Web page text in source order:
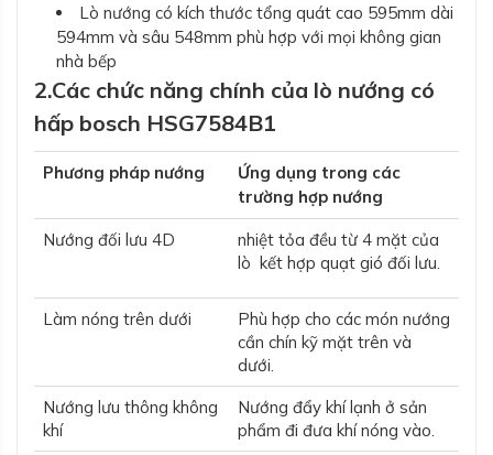
Lò nướng có kích thước tổng quát cao 595mm dài
594mm và sâu 548mm phù hợp với mọi không gian
nhà bếp
2.Các chức năng chính của lò nướng có
hấp bosch HSG7584B1
Phương pháp nướng
Ứng dụng trong các
trường hợp nướng
Nướng đối lưu 4D
nhiệt tỏa đều từ 4 mặt của
lò kết hợp quạt gió đối lưu.
Làm nóng trên dưới
Phù hợp cho các món nướng
cần chín kỹ mặt trên và
dưới.
Nướng lưu thông không
khí
Nướng đẩy khí lạnh ở sản
phẩm đi đưa khí nóng vào.